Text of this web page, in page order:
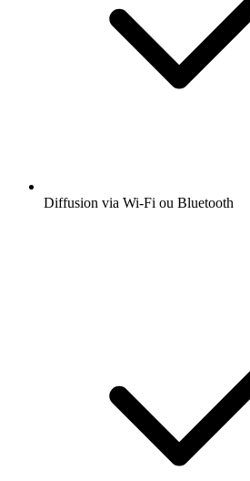
Diffusion via Wi-Fi ou Bluetooth